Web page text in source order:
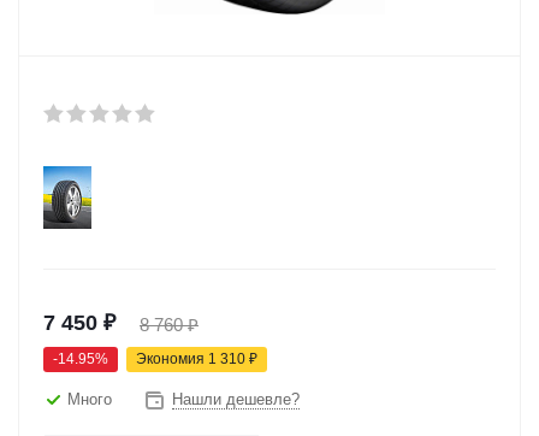
7 450 ₽ 8 760₽
-14.95% Экономия 1 310 ₽
Много Нашли дешевле?